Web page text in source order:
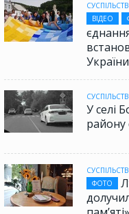
ВІДЕО
У селі
району
ФОТО